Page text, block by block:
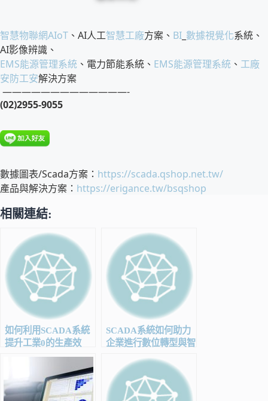
智慧物聯網AIoT 、AI人工智慧工廠方案、 BI 數據視覺化系統、
AI影像辨識、
EMS能源管理系統 、電力節能系統、 EMS能源管理系統 、 工廠
安防工安解決方案
—————————————-
(02)2955-9055
數據圖表/Scada方案： https://scada.qshop.net.tw/
產品與解決方案： https://erigance.tw/bsqshop
相關連結:
如何利用SCADA系統
提升工業0的生產效
SCADA系統如何助力
企業進行數位轉型與智